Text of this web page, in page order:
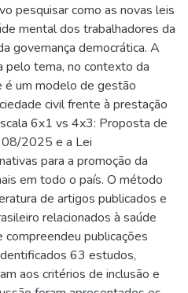
pesquisar como as novas leis
mental dos trabalhadores da
governança democrática. A
pelo tema, no contexto da
é um modelo de gestão
civil frente à prestação
6x1 vs 4x3: Proposta de
08/2025 e a Lei
para a promoção da
em todo o país. O método
de artigos publicados e
relacionados à saúde
publicações
63 estudos,
aos critérios de inclusão e